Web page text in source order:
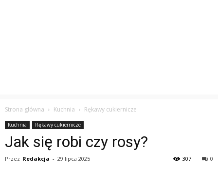
Strona główna Kuchnia Rękawy cukiernicze
Kuchnia Rękawy cukiernicze
Jak się robi czy rosy?
Przez Redakcja - 29 lipca 2025 0
307